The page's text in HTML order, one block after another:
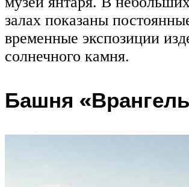
залах показаны
временные экспозиции
солнечного камня.
Башня